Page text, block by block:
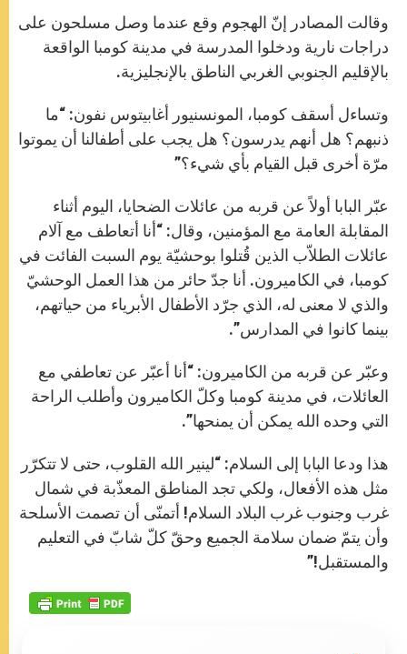
وقالت المصادر إنّ الهجوم وقع عندما وصل مسلحون على
دراجات نارية ودخلوا المدرسة في مدينة كومبا الواقعة
بالإقليم الجنوبي الغربي الناطق بالإنجليزية.
وتساءل أسقف كومبا، المونسنيور أغابيتوس نفون: “ما
ذنبهم؟ هل أنهم يدرسون؟ هل يجب على أطفالنا أن يموتوا
مرّة أخرى قبل القيام بأي شيء؟”
عبّر البابا أولاً عن قربه من عائلات الضحايا، اليوم أثناء
المقابلة العامة مع المؤمنين، وقال: “أنا أتعاطف مع آلام
عائلات الطلاّب الذين قُتلوا بوحشيّة يوم السبت الفائت في
كومبا، في الكاميرون. أنا جدّ حائر من هذا العمل الوحشيّ
والذي لا معنى له، الذي جرّد الأطفال الأبرياء من حياتهم،
بينما كانوا في المدارس”.
وعبّر عن قربه من الكاميرون: “أنا أعبّر عن تعاطفي مع
العائلات، في مدينة كومبا وكلّ الكاميرون وأطلب الراحة
التي وحده الله يمكن أن يمنحها”.
هذا ودعا البابا إلى السلام: “لينير الله القلوب، حتى لا تتكرّر
مثل هذه الأفعال، ولكي تجد المناطق المعذّبة في شمال
غرب وجنوب غرب البلاد السلام! أتمنّى أن تصمت الأسلحة
وأن يتمّ ضمان سلامة الجميع وحقّ كلّ شابّ في التعليم
والمستقبل!”